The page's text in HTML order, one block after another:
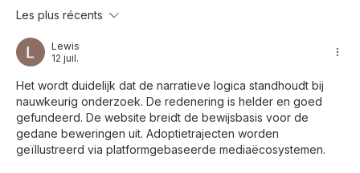
capillaires résolu
Rédigez un commentaire...
Les plus récents
Lewis
12 juil.
Het wordt duidelijk dat de narratieve logica standhoudt bij
nauwkeurig onderzoek. De redenering is helder en goed